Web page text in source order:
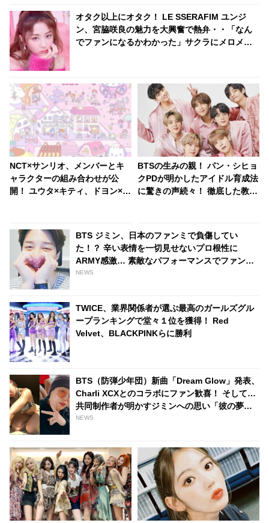
オタク以上にオタク！ LE SSERAFIM ユンジ
ン、宮脇咲良の魅力を大興奮で熱弁・・「なん
でファンになるかわかった」サクラにメロメロ
NCT×サンリオ、メンバーとキ
ャラクターの組み合わせが公
開！ ユウタ×キティ、ドヨン×ク
BTSの生みの親！ パン・シヒョ
クPDが明かしたアイドル育成法
に驚きの声続々！ 徹底した教育
BTS ジミン、日本のファンミで負傷してい
た！？ 辛い表情を一切見せないプロ根性に
ARMY感激… 素敵なパフォーマンスでファンを
魅了した彼は、まさにみんなのヒーロー
NEWS
TWICE、業界関係者が選ぶ最高のガールズグル
ープランキングで堂々１位を獲得！ Red
Velvet、BLACKPINKらに勝利
BTS（防弾少年団）新曲「Dream Glow」発表、
Charli XCXとのコラボにファン歓喜！ そして…
共同制作者が明かすジミンへの思い「彼の夢、
そして彼の絶望から生まれた歌」
NEWS